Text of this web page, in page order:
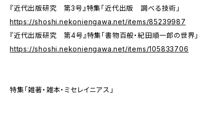
『近代出版研究 第3号』特集「近代出版 調べる技術」
https://shoshi.nekoniengawa.net/items/85239987
『近代出版研究 第4号』特集「書物百般・紀田順一郎の世界」
https://shoshi.nekoniengawa.net/items/105833706
特集「雑著・雑本・ミセレイニアス」